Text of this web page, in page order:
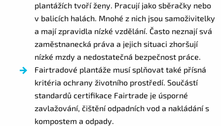
plantážích tvoří ženy. Pracují jako sběračky nebo
v balicích halách. Mnohé z nich jsou samoživitelky
a mají zpravidla nízké vzdělání. Často neznají svá
zaměstnanecká práva a jejich situaci zhoršují
nízké mzdy a nedostatečná bezpečnost práce.
Fairtradové plantáže musí splňovat také přísná
kritéria ochrany životního prostředí. Součástí
standardů certifikace Fairtrade je úsporné
zavlažování, čištění odpadních vod a nakládání s
kompostem a odpady.